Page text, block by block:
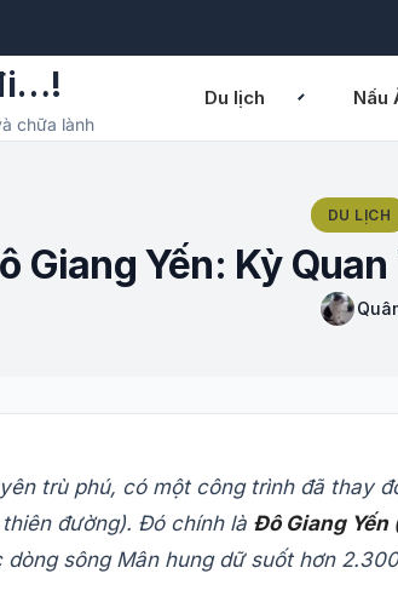
chữa lành
Du lịch Nấu
DU LỊCH
Giang Yến: Kỳ
trù phú, có một công trình đã thay
đường). Đó chính là Đô Giang Yến
sông Mân hung dữ suốt hơn